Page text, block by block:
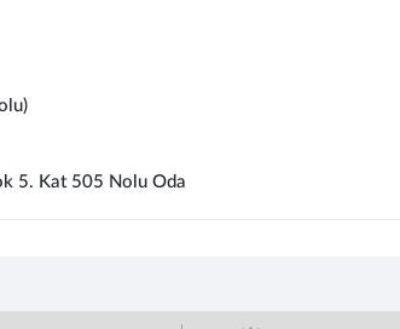
5. Kat 505 Nolu Oda